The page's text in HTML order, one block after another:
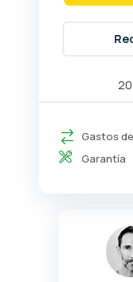
Gastos
Garantía